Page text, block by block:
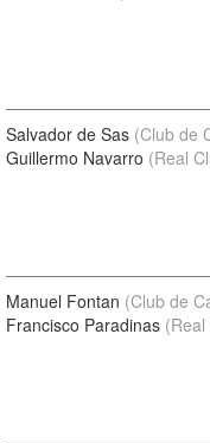
Salvador de Sas (Club de
Guillermo Navarro (Real
Manuel Fontan (Club de
Francisco Paradinas